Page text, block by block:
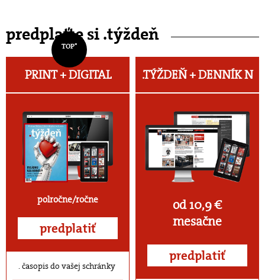
predplaťte si .týždeň
TOP*
PRINT + DIGITAL
polročne/ročne
predplatiť
časopis do vašej schránky
.TÝŽDEŇ +DENNÍK N
od 10,9 €
mesačne
predplatiť